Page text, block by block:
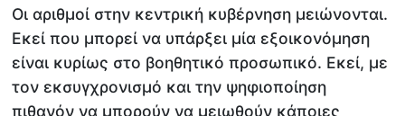
Οι αριθμοί στην κεντρική κυβέρνηση μειώνονται.
Εκεί που μπορεί να υπάρξει μία εξοικονόμηση
είναι κυρίως στο βοηθητικό προσωπικό. Εκεί, με
τον εκσυγχρονισμό και την ψηφιοποίηση
πιθανόν να μπορούν να μειωθούν κάποιες